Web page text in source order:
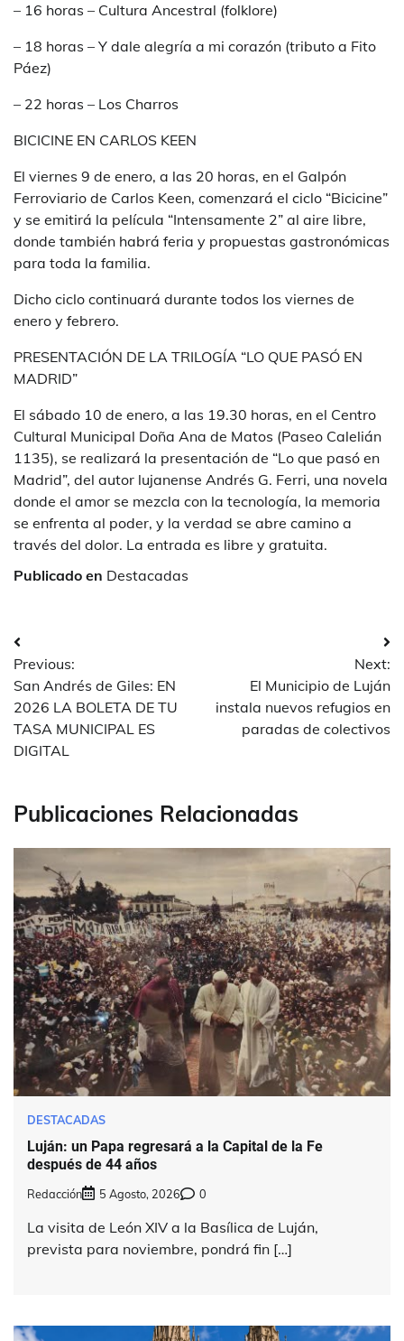
– 16 horas – Cultura Ancestral (folklore)
– 18 horas – Y dale alegría a mi corazón (tributo a Fito
Páez)
– 22 horas – Los Charros
BICICINE EN CARLOS KEEN
El viernes 9 de enero, a las 20 horas, en el Galpón
Ferroviario de Carlos Keen, comenzará el ciclo “Bicicine”
y se emitirá la película “Intensamente 2” al aire libre,
donde también habrá feria y propuestas gastronómicas
para toda la familia.
Dicho ciclo continuará durante todos los viernes de
enero y febrero.
PRESENTACIÓN DE LA TRILOGÍA “LO QUE PASÓ EN
MADRID”
El sábado 10 de enero, a las 19.30 horas, en el Centro
Cultural Municipal Doña Ana de Matos (Paseo Calelián
1135), se realizará la presentación de “Lo que pasó en
Madrid”, del autor lujanense Andrés G. Ferri, una novela
donde el amor se mezcla con la tecnología, la memoria
se enfrenta al poder, y la verdad se abre camino a
través del dolor. La entrada es libre y gratuita.
Publicado en Destacadas
Navegación
de
entradas
Previous:
San Andrés de Giles: EN
2026 LA BOLETA DE TU
TASA MUNICIPAL ES
DIGITAL
Next:
El Municipio de Luján
instala nuevos refugios en
paradas de colectivos
Publicaciones Relacionadas
DESTACADAS
Luján: un Papa regresará a la Capital de la Fe
después de 44 años
Redacción 5 Agosto, 2026 0
La visita de León XIV a la Basílica de Luján,
prevista para noviembre, pondrá fin […]